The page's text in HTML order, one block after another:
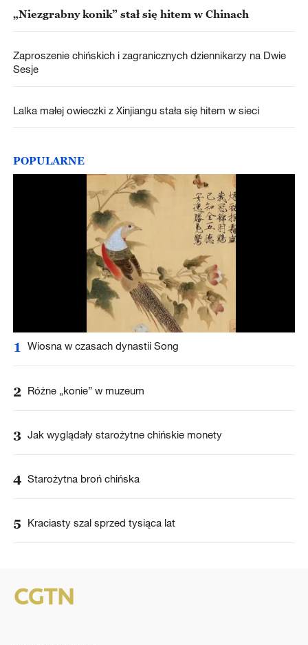
„Niezgrabny konik” stał się hitem w Chinach
Zaproszenie chińskich i zagranicznych dziennikarzy na Dwie
Sesje
Lalka małej owieczki z Xinjiangu stała się hitem w sieci
POPULARNE
1 Wiosna w czasach dynastii Song
2 Różne „konie” w muzeum
3 Jak wyglądały starożytne chińskie monety
4 Starożytna broń chińska
5 Kraciasty szal sprzed tysiąca lat